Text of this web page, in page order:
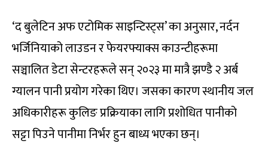
‘द बुलेटिन अफ एटोमिक साइन्टिस्ट्स’ का अनुसार, नर्दन
भर्जिनियाको लाउडन र फेयरफ्याक्स काउन्टीहरूमा
सञ्चालित डेटा सेन्टरहरूले सन् २०२३ मा मात्रै झण्डै २ अर्ब
ग्यालन पानी प्रयोग गरेका थिए। जसका कारण स्थानीय जल
अधिकारीहरू कुलिङ प्रक्रियाका लागि प्रशोधित पानीको
सट्टा पिउने पानीमा निर्भर हुन बाध्य भएका छन्।